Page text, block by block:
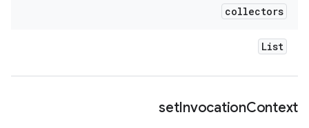
collectors
List
setInvocationContext